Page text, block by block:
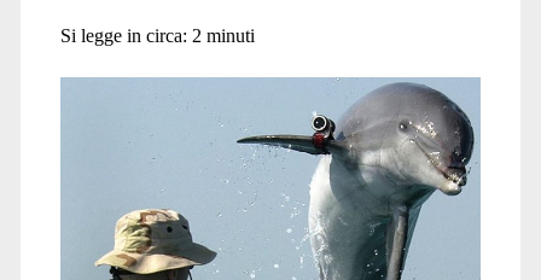
ucraina</span>
Si legge in circa: 2 minuti